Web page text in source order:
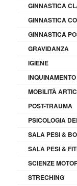
GINNASTICA
GINNASTICA
GINNASTICA
GRAVIDANZA
IGIENE
INQUINAMENTO
MOBILITÀ
POST-TRAUMA
PSICOLOGIA
SALA PESI &
SALA PESI &
SCIENZE
STRECHING